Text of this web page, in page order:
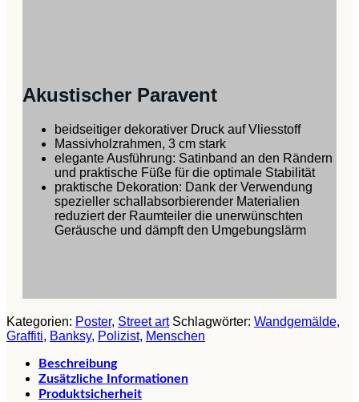
Akustischer Paravent
beidseitiger dekorativer Druck auf Vliesstoff
Massivholzrahmen, 3 cm stark
elegante Ausführung: Satinband an den Rändern
und praktische Füße für die optimale Stabilität
praktische Dekoration: Dank der Verwendung
spezieller schallabsorbierender Materialien
reduziert der Raumteiler die unerwünschten
Geräusche und dämpft den Umgebungslärm
Kategorien: Poster, Street art Schlagwörter: Wandgemälde,
Graffiti, Banksy, Polizist, Menschen
Beschreibung
Zusätzliche Informationen
Produktsicherheit